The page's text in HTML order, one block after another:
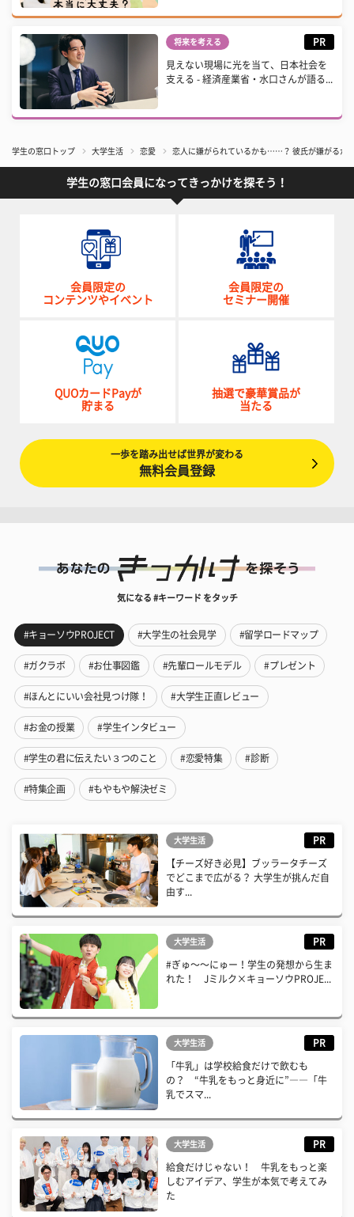
将来を考える PR
見えない現場に光を当て、日本社会を
支える - 経済産業省・水口さんが語る...
学生の窓口トップ 大学生活 恋愛 恋人に嫌がられているかも……？ 彼氏が嫌がるか
学生の窓口会員になってきっかけを探そう！
会員限定の
コンテンツやイベント
会員限定の
セミナー開催
QUOカードPayが
貯まる
抽選で豪華賞品が
当たる
一歩を踏み出せば世界が変わる
無料会員登録
気になる #キーワード をタッチ
#キョーソウPROJECT #大学生の社会見学 #留学ロードマップ
#ガクラボ #お仕事図鑑 #先輩ロールモデル #プレゼント
#ほんとにいい会社見つけ隊！ #大学生正直レビュー
#お金の授業 #学生インタビュー
#学生の君に伝えたい３つのこと #恋愛特集 #診断
#特集企画 #もやもや解決ゼミ
大学生活 PR
【チーズ好き必見】ブッラータチーズ
でどこまで広がる？ 大学生が挑んだ自
由す...
大学生活 PR
#ぎゅ〜〜にゅー！学生の発想から生ま
れた！ Jミルク×キョーソウPROJE...
大学生活 PR
「牛乳」は学校給食だけで飲むも
の？ “牛乳をもっと身近に”――「牛
乳でスマ...
大学生活 PR
給食だけじゃない！ 牛乳をもっと楽
しむアイデア、学生が本気で考えてみ
た